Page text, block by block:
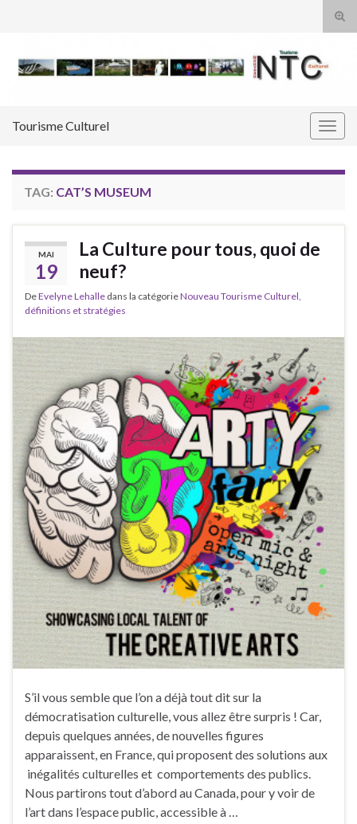
Tourisme Culturel
TAG: CAT’S MUSEUM
MAI
19
La Culture pour tous, quoi de
neuf?
DeEvelyne Lehalle dans la catégorieNouveau Tourisme Culturel,
définitions et stratégies
S’il vous semble que l’on a déjà tout dit sur la
démocratisation culturelle, vous allez être surpris ! Car,
depuis quelques années, de nouvelles figures
apparaissent, en France, qui proposent des solutions aux
inégalités culturelles et comportements des publics.
Nous partirons tout d’abord au Canada, pour y voir de
l’art dans l’espace public, accessible à …